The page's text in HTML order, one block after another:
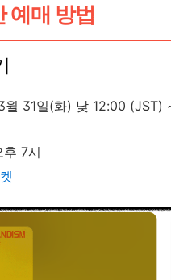
예매 방법
월 31일(화) 낮 12:00 (JST)
7시